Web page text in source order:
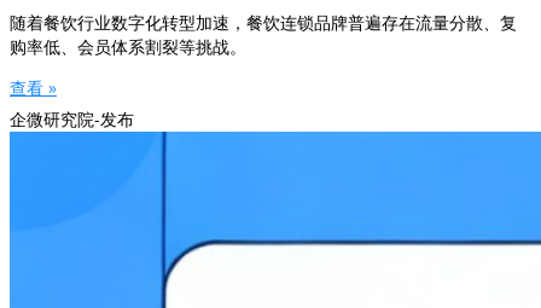
随着餐饮行业数字化转型加速，餐饮连锁品牌普遍存在流量分散、复
购率低、会员体系割裂等挑战。
查看 »
企微研究院-发布